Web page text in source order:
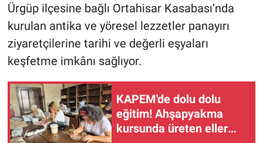
Ürgüp ilçesine bağlı Ortahisar Kasabası’nda
kurulan antika ve yöresel lezzetler panayırı
ziyaretçilerine tarihi ve değerli eşyaları
keşfetme imkânı sağlıyor.
KAPEM'de dolu dolu
eğitim! Ahşapyakma
kursunda üreten eller